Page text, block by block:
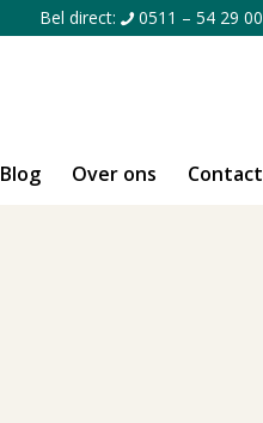
Bel direct: 0511 – 54 29 00
Blog Over ons Contact